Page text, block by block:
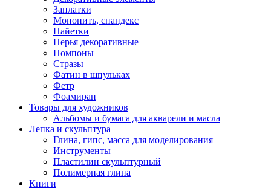
Заплатки
Мононить, спандекс
Пайетки
Перья декоративные
Помпоны
Стразы
Фатин в шпульках
Фетр
Фоамиран
Товары для художников
Альбомы и бумага для акварели и масла
Лепка и скульптура
Глина, гипс, масса для моделирования
Инструменты
Пластилин скульптурный
Полимерная глина
Книги